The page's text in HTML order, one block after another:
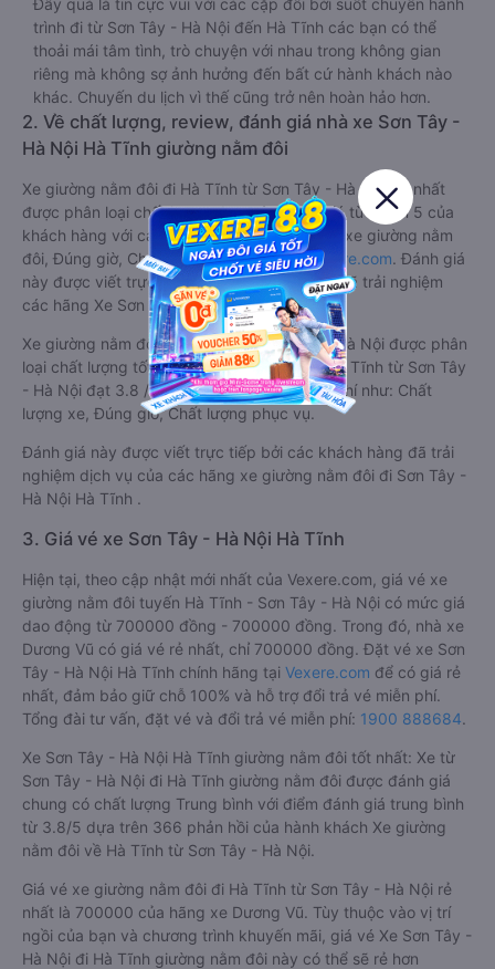
Đây quả là tin cực vui với các cặp đôi bởi suốt chuyến hành
trình đi từ Sơn Tây - Hà Nội đến Hà Tĩnh các bạn có thể
thoải mái tâm tình, trò chuyện với nhau trong không gian
riêng mà không sợ ảnh hưởng đến bất cứ hành khách nào
khác. Chuyến du lịch vì thế cũng trở nên hoàn hảo hơn.
2. Về chất lượng, review, đánh giá nhà xe Sơn Tây -
Hà Nội Hà Tĩnh giường nằm đôi
Xe giường nằm đôi đi Hà Tĩnh từ Sơn Tây - Hà Nội tốt nhất
được phân loại chất lượng dựa trên đánh giá từ 1 đến 5 của
khách hàng với các tiêu chí như: Chất lượng xe giường nằm
đôi, Đúng giờ, Chất lượng phục vụ trênVexere.com. Đánh giá
này được viết trực tiếp bởi các khách hàng đã trải nghiệm
các hãng Xe Sơn Tây - Hà Nội đi Hà Tĩnh.
Xe giường nằm đôi đi Hà Tĩnh từ Sơn Tây - Hà Nội được phân
loại chất lượng tốt nhất là xe Dương Vũ đi Hà Tĩnh từ Sơn Tây
- Hà Nội đạt 3.8 / 5 điểm dựa trên các tiêu chí như: Chất
lượng xe, Đúng giờ, Chất lượng phục vụ.
Đánh giá này được viết trực tiếp bởi các khách hàng đã trải
nghiệm dịch vụ của các hãng xe giường nằm đôi đi Sơn Tây -
Hà Nội Hà Tĩnh .
3. Giá vé xe Sơn Tây - Hà Nội Hà Tĩnh
Hiện tại, theo cập nhật mới nhất của Vexere.com, giá vé xe
giường nằm đôi tuyến Hà Tĩnh - Sơn Tây - Hà Nội có mức giá
dao động từ 700000 đồng - 700000 đồng. Trong đó, nhà xe
Dương Vũ có giá vé rẻ nhất, chỉ 700000 đồng. Đặt vé xe Sơn
Tây - Hà Nội Hà Tĩnh chính hãng tại Vexere.com để có giá rẻ
nhất, đảm bảo giữ chỗ 100% và hỗ trợ đổi trả vé miễn phí.
Tổng đài tư vấn, đặt vé và đổi trả vé miễn phí: 1900 888684.
Xe Sơn Tây - Hà Nội Hà Tĩnh giường nằm đôi tốt nhất: Xe từ
Sơn Tây - Hà Nội đi Hà Tĩnh giường nằm đôi được đánh giá
chung có chất lượng Trung bình với điểm đánh giá trung bình
từ 3.8/5 dựa trên 366 phản hồi của hành khách Xe giường
nằm đôi về Hà Tĩnh từ Sơn Tây - Hà Nội.
Giá vé xe giường nằm đôi đi Hà Tĩnh từ Sơn Tây - Hà Nội rẻ
nhất là 700000 của hãng xe Dương Vũ. Tùy thuộc vào vị trí
ngồi của bạn và chương trình khuyến mãi, giá vé Xe Sơn Tây -
Hà Nội đi Hà Tĩnh giường nằm đôi này có thể sẽ rẻ hơn